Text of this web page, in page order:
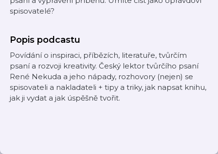
spisovatelé?
Popis podcastu
Povídání o inspiraci, příbězích, literatuře, tvůrčím
psaní a rozvoji kreativity. Český lektor tvůrčího psaní
René Nekuda a jeho nápady, rozhovory (nejen) se
spisovateli a nakladateli + tipy a triky, jak napsat knihu,
jak ji vydat a jak úspěšně tvořit.